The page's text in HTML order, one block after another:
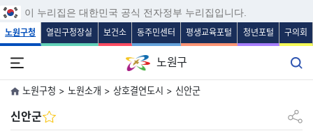
본문 바로가기
주메뉴 바로가기
보조메뉴 바로가기
푸터 바로가기
이 누리집은 대한민국 공식 전자정부 누리집입니다.
노원구청 열린구청장실 보건소 동주민센터 평생교육포털 청년포털 구의회
노원구
노원구청 > 노원소개 > 상호결연도시 > 신안군
신안군 공유하